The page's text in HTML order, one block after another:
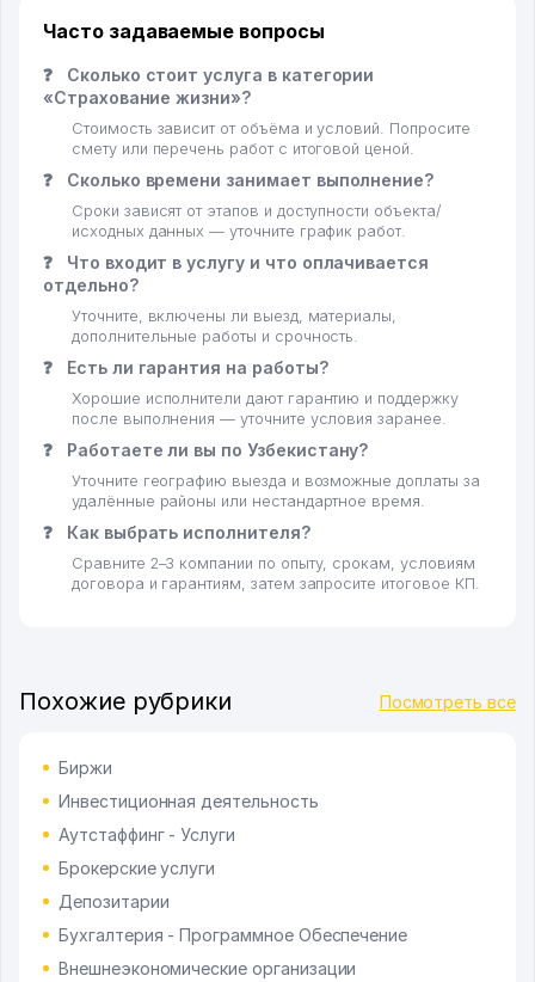
Часто задаваемые вопросы
❓
Сколько стоит услуга в категории
«Страхование жизни»?
Стоимость зависит от объёма и условий. Попросите
смету или перечень работ с итоговой ценой.
❓ Сколько времени занимает выполнение?
Сроки зависят от этапов и доступности объекта/
исходных данных — уточните график работ.
❓
Что входит в услугу и что оплачивается
отдельно?
Уточните, включены ли выезд, материалы,
дополнительные работы и срочность.
❓ Есть ли гарантия на работы?
Хорошие исполнители дают гарантию и поддержку
после выполнения — уточните условия заранее.
❓ Работаете ли вы по Узбекистану?
Уточните географию выезда и возможные доплаты за
удалённые районы или нестандартное время.
❓ Как выбрать исполнителя?
Сравните 2–3 компании по опыту, срокам, условиям
договора и гарантиям, затем запросите итоговое КП.
Похожие рубрики Посмотреть все
Биржи
Инвестиционная деятельность
Аутстаффинг - Услуги
Брокерские услуги
Депозитарии
Бухгалтерия - Программное Обеспечение
Внешнеэкономические организации